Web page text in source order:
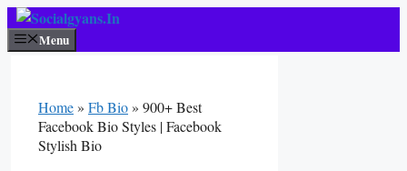
Skip
To
Content
Menu
Home» Fb Bio» 900+ Best
Facebook Bio Styles | Facebook
Stylish Bio